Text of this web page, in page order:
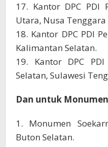
17. Kantor DPC PDI
Utara, Nusa Tenggara
18. Kantor DPC PDI
Kalimantan Selatan.
19. Kantor DPC
Selatan, Sulawesi
Dan untuk
1. Monumen
Buton Selatan.